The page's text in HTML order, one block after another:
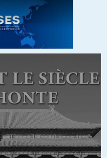
avec de nombreuse armes
la Crimée
de déplacer les usines de
l’erreur de la provocation
du pacte de Varsovie en
des intérêts russes en
chaudes pour ne pas être isolé…